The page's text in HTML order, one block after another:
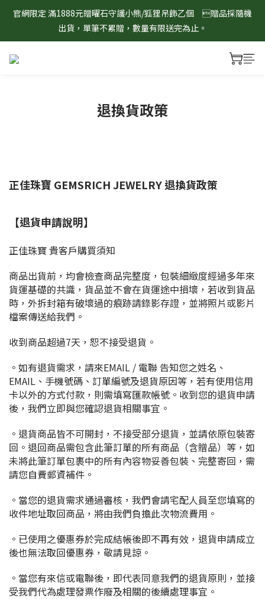
8/1-8/31 淨心護運 全館8折起 記得將商品加入購物車查看最終折
扣金額！
官網限定 滿1888元贈曜石守護小熊/狐狸吊飾乙個　贈品採隨機
出貨，單筆不累贈，數量有限送完為止。
8/1-8/31 淨心護運 全館8折起 記得將商品加入購物車查看最終折
退換貨政策
正佳珠寶 GEMSRICH JEWELRY 退換貨政策
【退貨申請說明】
正佳珠寶 貴客戶購買須知
商品出貨前，均會檢查商品完整度，包裝細緻度經過多年來
貨運基礎的共識，貨品並不會在貨運途中損壞，若收到貨品
時，外拆封箱有破壞過的痕跡請錄影存證，並將照片或影片
檔案傳送給我們。
收到商品超過7天，恕不接受退貨。
。如有退貨需求，請來EMAIL / 電聯 告知您之姓名、
EMAIL、手機號碼、訂單編號及退貨原因等，若有使用信用
卡以外的方式付款，則需填寫匯款帳號。收到您的退貨申請
後，我們立即與您確認退貨相關事宜。
。退貨商品皆不可開封，不接受部分退貨，並請依原包裝寄
回。退回商品需包含此筆訂單的所有商品（含贈品）等，如
未將此筆訂單包裹中的所有內容物妥善包裝、完整寄回，需
請您自費郵資補件。
。當您的退貨需求通過審核，我們會請宅配人員至您填寫的
收件地址取回商品，將由我們負擔此次物流費用。
。已使用之優惠券於完成結帳後即不再有效，退貨申請成立
後也無法取回優惠券，敬請見諒。
。當您有來信或電聯後，即代表同意我們的退貨原則，並接
受我們代為處理發票作廢及相關的後續處理事宜。